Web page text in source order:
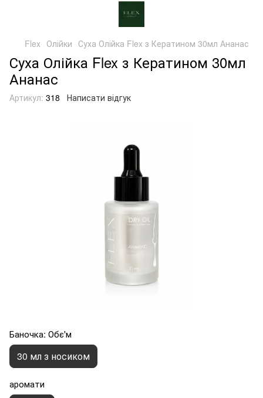
Flex Олійки Суха Олійка Flex з Кератином 30мл Ананас
Суха Олійка Flex з Кератином 30мл
Ананас
Артикул: 318 Написати відгук
Баночка: Обє'м
30 мл з носиком
аромати